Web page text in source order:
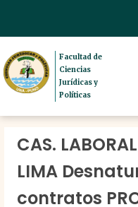
Facultad de
Ciencias
Jurídicas y
Políticas
CAS.
LIMA
contratos